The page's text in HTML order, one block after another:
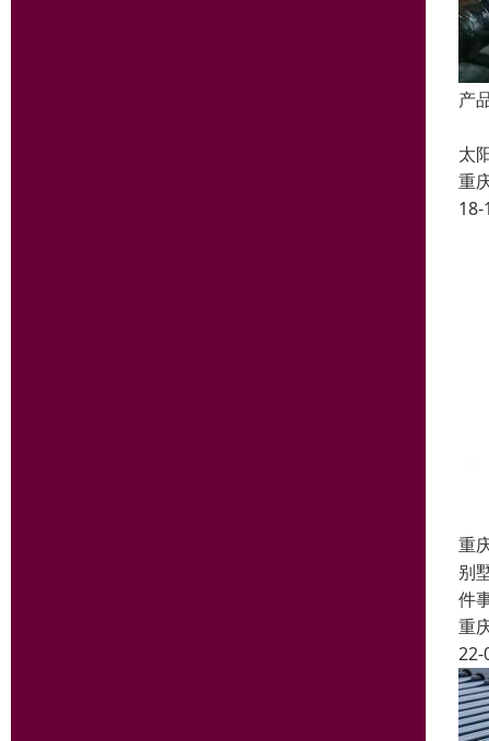
产
太
重
18-
重
别
件
重
22-